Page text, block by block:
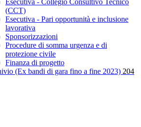
Esecutiva - Collegio Consultivo Tecnico
(CCT)
Esecutiva - Pari opportunità e inclusione
lavorativa
Sponsorizzazioni
Procedure di somma urgenza e di
protezione civile
Finanza di progetto
(Ex bandi di gara fino a fine 2023) 204